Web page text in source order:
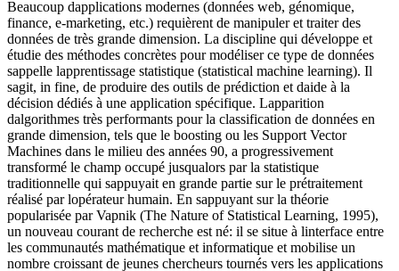
Beaucoup dapplications modernes (données web, génomique,
finance, e-marketing, etc.) requièrent de manipuler et traiter des
données de très grande dimension. La discipline qui développe et
étudie des méthodes concrètes pour modéliser ce type de données
sappelle lapprentissage statistique (statistical machine learning). Il
sagit, in fine, de produire des outils de prédiction et daide à la
décision dédiés à une application spécifique. Lapparition
dalgorithmes très performants pour la classification de données en
grande dimension, tels que le boosting ou les Support Vector
Machines dans le milieu des années 90, a progressivement
transformé le champ occupé jusqualors par la statistique
traditionnelle qui sappuyait en grande partie sur le prétraitement
réalisé par lopérateur humain. En sappuyant sur la théorie
popularisée par Vapnik (The Nature of Statistical Learning, 1995),
un nouveau courant de recherche est né: il se situe à linterface entre
les communautés mathématique et informatique et mobilise un
nombre croissant de jeunes chercheurs tournés vers les applications